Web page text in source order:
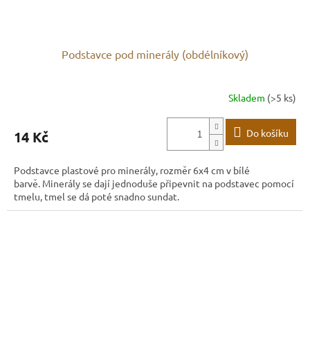
Podstavce pod minerály (obdélníkový)
Skladem (>5 ks)
14 Kč Do košíku
Podstavce plastové pro minerály, rozměr 6x4 cm v bílé
barvě. Minerály se dají jednoduše připevnit na podstavec pomocí
tmelu, tmel se dá poté snadno sundat.